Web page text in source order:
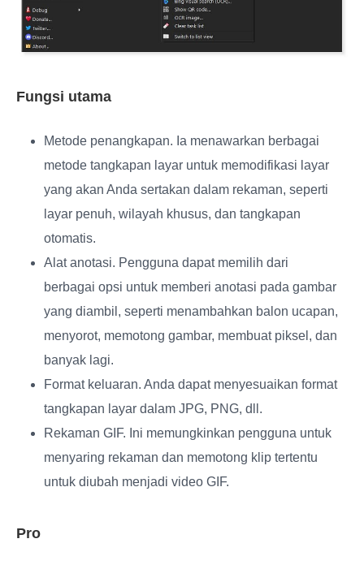
Fungsi utama
Metode penangkapan. Ia menawarkan berbagai
metode tangkapan layar untuk memodifikasi layar
yang akan Anda sertakan dalam rekaman, seperti
layar penuh, wilayah khusus, dan tangkapan
otomatis.
Alat anotasi. Pengguna dapat memilih dari
berbagai opsi untuk memberi anotasi pada gambar
yang diambil, seperti menambahkan balon ucapan,
menyorot, memotong gambar, membuat piksel, dan
banyak lagi.
Format keluaran. Anda dapat menyesuaikan format
tangkapan layar dalam JPG, PNG, dll.
Rekaman GIF. Ini memungkinkan pengguna untuk
menyaring rekaman dan memotong klip tertentu
untuk diubah menjadi video GIF.
Pro